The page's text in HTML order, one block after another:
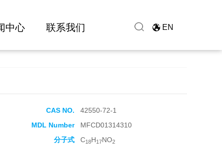
中心 联系我们 EN
CAS NO.
42550-72-1
MDL Number
MFCD01314310
分子式 C18H17NO2